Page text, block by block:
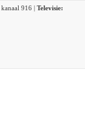
kanaal 916 | Televisie: